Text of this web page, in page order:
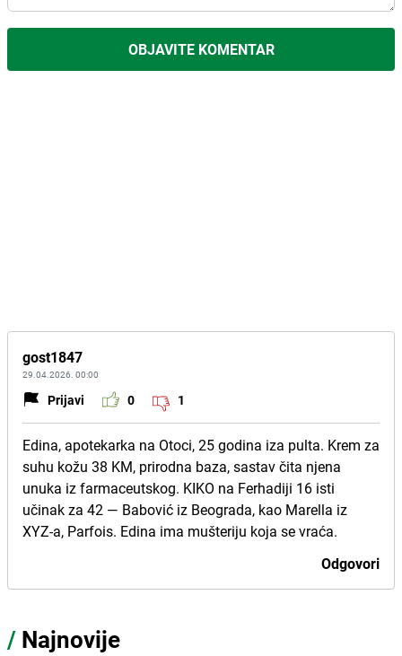
OBJAVITE KOMENTAR
gost1847
29.04.2026. 00:00
Prijavi 0 1
Edina, apotekarka na Otoci, 25 godina iza pulta. Krem za
suhu kožu 38 KM, prirodna baza, sastav čita njena
unuka iz farmaceutskog. KIKO na Ferhadiji 16 isti
učinak za 42 — Babović iz Beograda, kao Marella iz
XYZ-a, Parfois. Edina ima mušteriju koja se vraća.
Odgovori
/ Najnovije